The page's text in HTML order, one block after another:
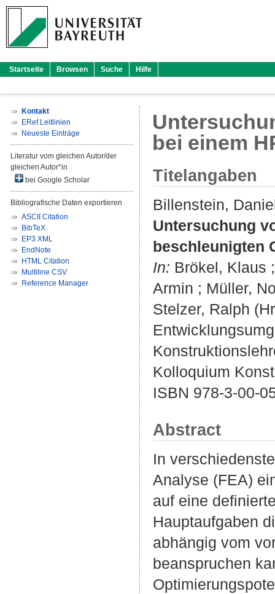
Startseite Browsen Suche Hilfe
Kontakt
ERef Leitlinien
Neueste Einträge
Literatur vom gleichen Autor/der
gleichen Autor*in
bei Google Scholar
Bibliografische Daten exportieren
ASCII Citation
BibTeX
EP3 XML
EndNote
HTML Citation
Multiline CSV
Reference Manager
bei einem
Titelangaben
Billenstein,
Untersuchung
beschleunigten
In: Brökel, Klaus
Armin ; Müller,
Stelzer, Ralph
Kolloquium
ISBN 978-3-00-
Abstract
In
Analyse (FEA)
auf eine
Hauptaufgaben
abhängig vom
beanspruchen